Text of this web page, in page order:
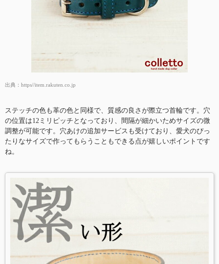
出典： https//item.rakuten.co.jp
ステッチの色も革の色と同様で、質感の良さが際立つ首輪です。穴
の位置は12ミリピッチとなっており、間隔が細かいためサイズの微
調整が可能です。穴あけの追加サービスも受けており、愛犬のぴっ
たりなサイズで作ってもらうこともできる点が嬉しいポイントです
ね。